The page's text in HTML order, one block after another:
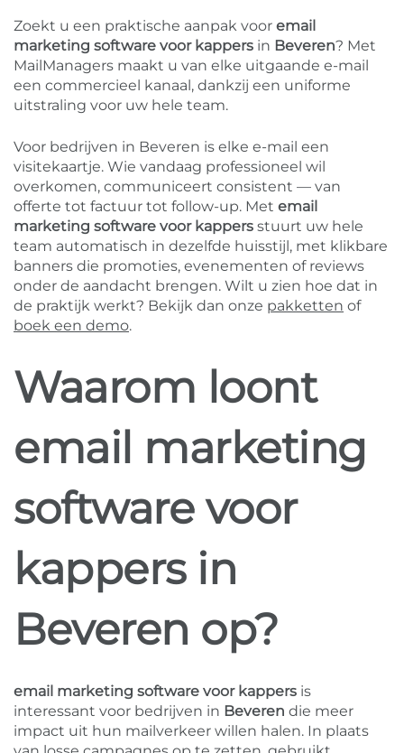
Zoekt u een praktische aanpak voor email
marketing software voor kappers in Beveren? Met
MailManagers maakt u van elke uitgaande e-mail
een commercieel kanaal, dankzij een uniforme
uitstraling voor uw hele team.
Voor bedrijven in Beveren is elke e-mail een
visitekaartje. Wie vandaag professioneel wil
overkomen, communiceert consistent — van
offerte tot factuur tot follow-up. Met email
marketing software voor kappers stuurt uw hele
team automatisch in dezelfde huisstijl, met klikbare
banners die promoties, evenementen of reviews
onder de aandacht brengen. Wilt u zien hoe dat in
de praktijk werkt? Bekijk dan onze pakketten of
boek een demo.
Waarom loont
email marketing
software voor
kappers in
Beveren op?
email marketing software voor kappers is
interessant voor bedrijven in Beveren die meer
impact uit hun mailverkeer willen halen. In plaats